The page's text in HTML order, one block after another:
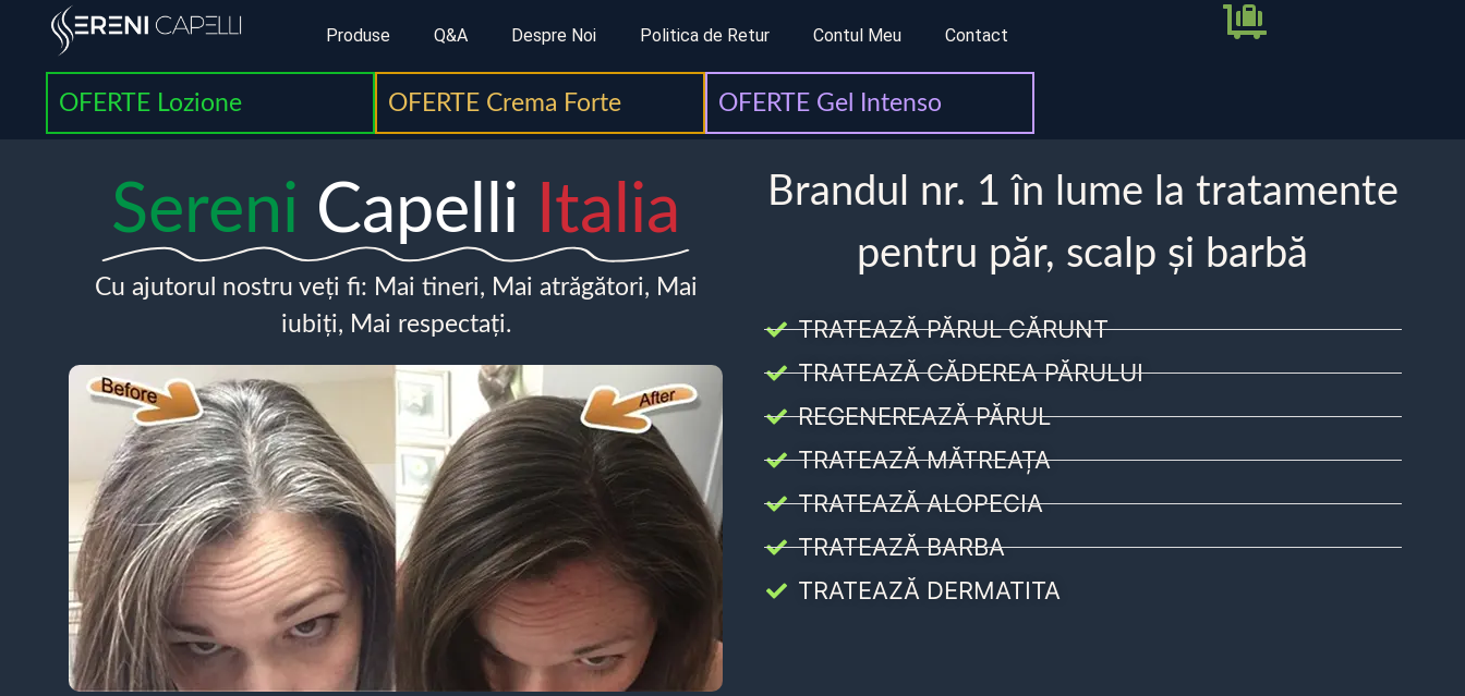
Produse Q&A Despre Noi Politica de Retur Contul Meu Contact
OFERTE Lozione OFERTE Crema Forte OFERTE Gel Intenso
Sereni Capelli Italia
Cu ajutorul nostru veți fi: Mai tineri, Mai atrăgători, Mai
iubiți, Mai respectați.
Brandul nr. 1 în lume la tratamente
pentru păr, scalp și barbă
TRATEAZĂ PĂRUL CĂRUNT
TRATEAZĂ CĂDEREA PĂRULUI
REGENEREAZĂ PĂRUL
TRATEAZĂ MĂTREAȚA
TRATEAZĂ ALOPECIA
TRATEAZĂ BARBA
TRATEAZĂ DERMATITA